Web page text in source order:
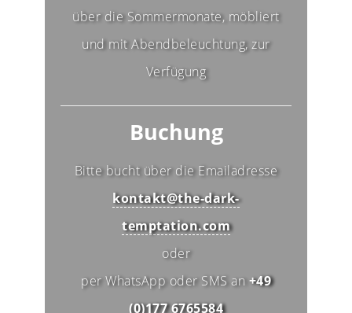
über die Sommermonate, möbliert
und mit Abendbeleuchtung, zur
Verfügung
Buchung
Bitte bucht über die Emailadresse
kontakt@the-dark-
temptation.com
oder
per WhatsApp oder SMS an+49
(0)177 6765584